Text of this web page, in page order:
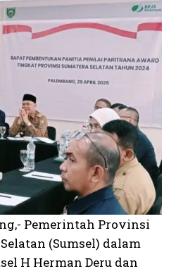
Pemerintah Provinsi
(Sumsel) dalam
H Herman Deru dan